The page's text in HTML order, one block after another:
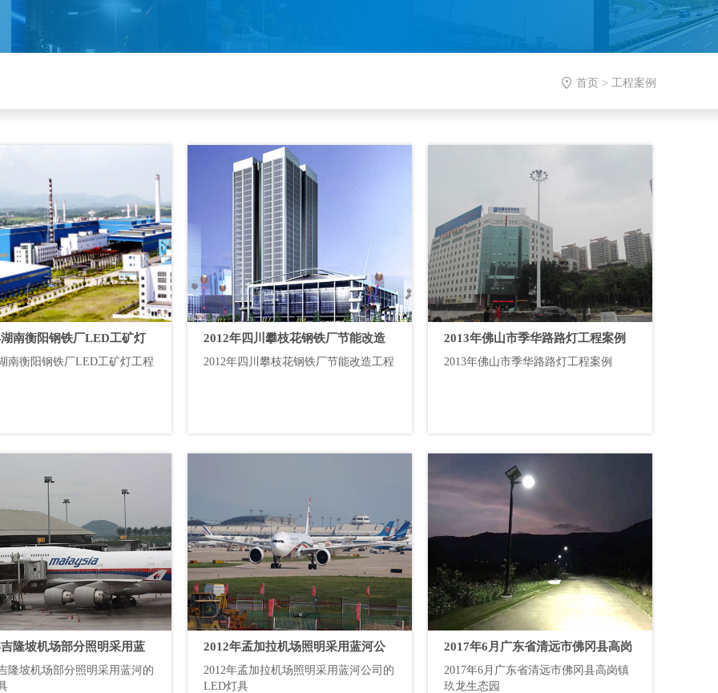
 首页 > 工程案例
南衡阳钢铁厂LED工矿灯
南衡阳钢铁厂LED工矿灯工程
2012年四川攀枝花钢铁厂节能改造
2012年四川攀枝花钢铁厂节能改造工程
2013年佛山市季华路路灯工程案例
2013年佛山市季华路路灯工程案例
隆坡机场部分照明采用蓝
灯具
隆坡机场部分照明采用蓝河的
2012年孟加拉机场照明采用蓝河公
司的LED灯具
2012年孟加拉机场照明采用蓝河公司的
LED灯具
2017年6月广东省清远市佛冈县高岗
镇玖龙生态园
2017年6月广东省清远市佛冈县高岗镇
玖龙生态园